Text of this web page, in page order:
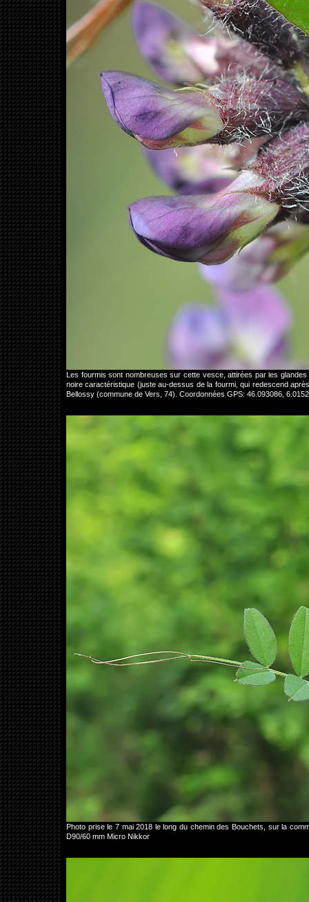
Les fourmis sont nombreuses sur cette vesce, attirées par les
noire caractéristique (juste au-dessus de la fourmi, qui redescend
Bellossy (commune de Vers, 74). Coordonnées GPS: 46.093086,
Photo prise le 7 mai 2018 le long du chemin des Bouchets, sur la
D90/60 mm Micro Nikkor